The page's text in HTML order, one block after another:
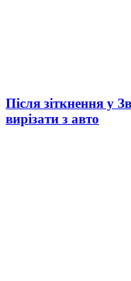
Після зіткнення у
вирізати з авто